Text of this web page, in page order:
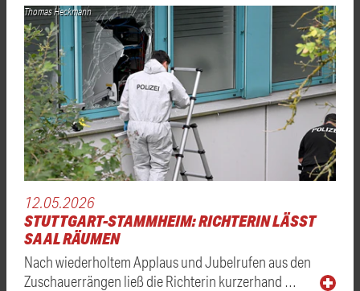
Thomas Heckmann
12.05.2026
STUTTGART-STAMMHEIM: RICHTERIN LÄSST
SAAL RÄUMEN
Nach wiederholtem Applaus und Jubelrufen aus den
Zuschauerrängen ließ die Richterin kurzerhand …